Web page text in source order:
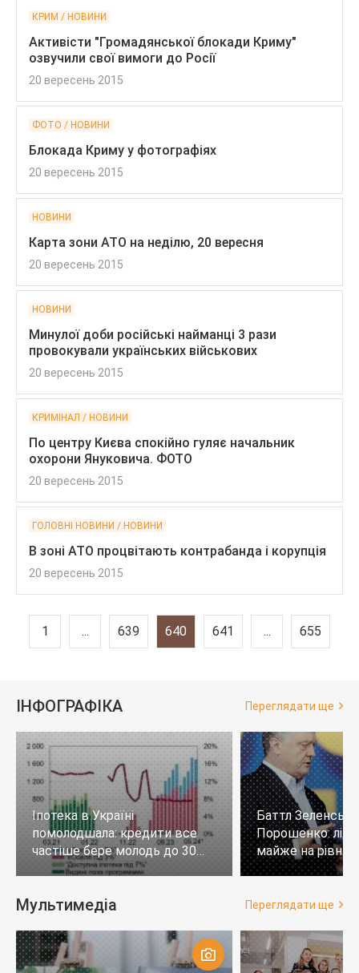
КРИМ / НОВИНИ
Активісти "Громадянської блокади Криму"
озвучили свої вимоги до Росії
20 вересень 2015
ФОТО / НОВИНИ
Блокада Криму у фотографіях
20 вересень 2015
НОВИНИ
Карта зони АТО на неділю, 20 вересня
20 вересень 2015
НОВИНИ
Минулої доби російські найманці 3 рази
провокували українських військових
20 вересень 2015
КРИМІНАЛ / НОВИНИ
По центру Києва спокійно гуляє начальник
охорони Януковича. ФОТО
20 вересень 2015
ГОЛОВНІ НОВИНИ / НОВИНИ
В зоні АТО процвітають контрабанда і корупція
20 вересень 2015
1 ... 639 640 641 ... 655
ІНФОГРАФІКА Переглядати ще
Іпотека в Україні
помолодшала: кредити все
частіше бере молодь до 30
років
Баттл
Порошенко:
майже на
тих, хто не
Мультимедіа Переглядати ще